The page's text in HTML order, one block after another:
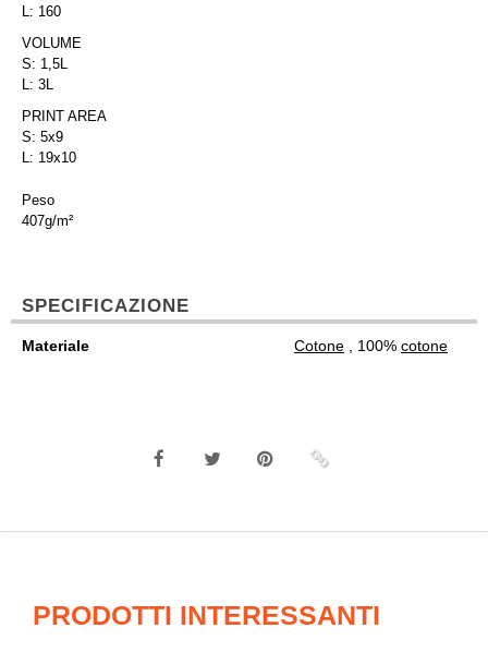
L: 160
VOLUME
S: 1,5L
L: 3L
PRINT AREA
S: 5x9
L: 19x10
Peso
407g/m²
SPECIFICAZIONE
Materiale Cotone , 100% cotone
PRODOTTI INTERESSANTI